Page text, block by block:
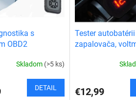
s
OBD2
Skladom (>5 ks)
DETAIL
Tester
zapalovača,
€12,99